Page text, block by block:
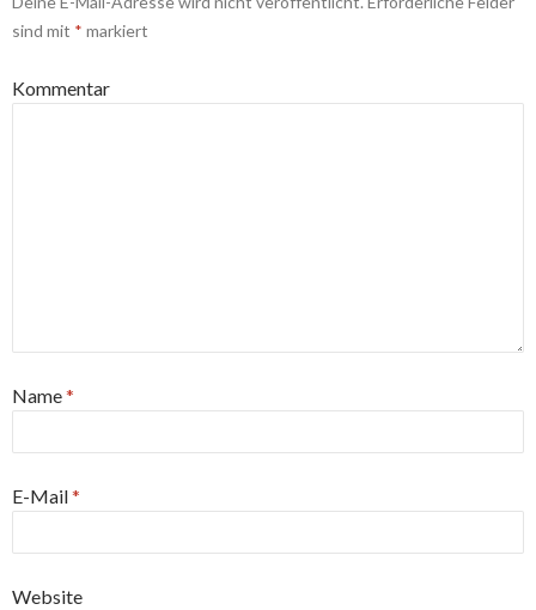
sind mit * markiert
Kommentar
Name*
E-Mail*
Website